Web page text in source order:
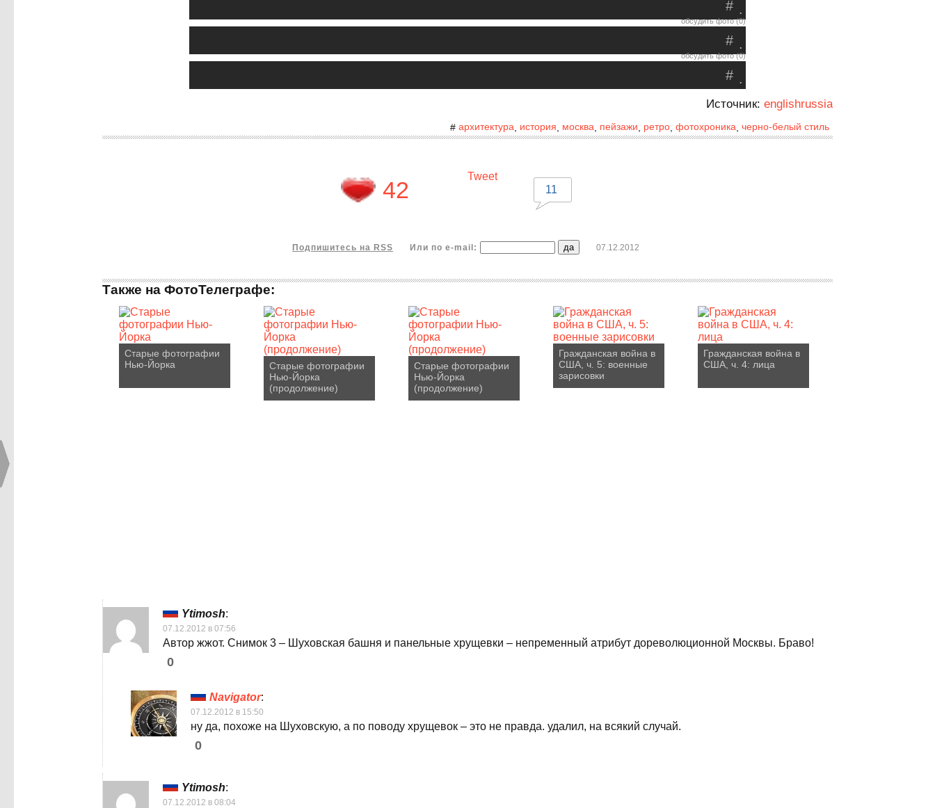
.
#
обсудить фото (0)
.
#
обсудить фото (0)
.
#
Источник: englishrussia
# архитектура история москва пейзажи ретро фотохроника черно-белый стиль
42
Tweet
11
Подпишитесь на RSS Или по e-mail: 07.12.2012
Также на ФотоТелеграфе:
Старые фотографии
Нью-Йорка
Старые фотографии
Нью-Йорка
(продолжение)
Старые фотографии
Нью-Йорка
(продолжение)
Гражданская война в
США, ч. 5: военные
зарисовки
Гражданская война в
США, ч. 4: лица
Ytimosh:
07.12.2012 в 07:56
Автор жжот. Снимок 3 – Шуховская башня и панельные хрущевки – непременный атрибут дореволюционной Москвы. Браво!
0
Navigator:
07.12.2012 в 15:50
ну да, похоже на Шуховскую, а по поводу хрущевок – это не правда. удалил, на всякий случай.
0
Ytimosh:
07.12.2012 в 08:04